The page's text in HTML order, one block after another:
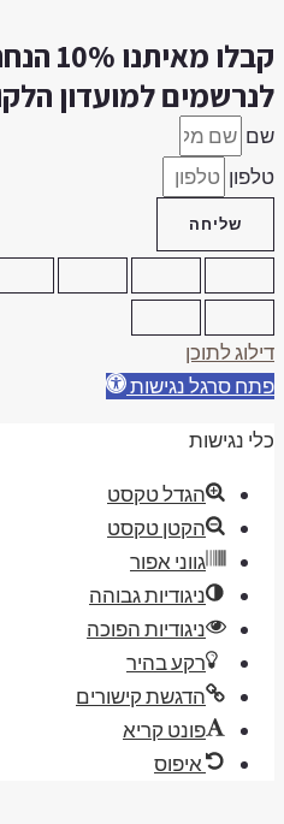
קבלו
למועדון
שליחה
לתוכן
סרגל נגישות
נגישות
הגדל טקסט
הקטן טקסט
גווני אפור
ניגודיות גבוהה
ניגודיות הפוכה
רקע בהיר
הדגשת קישורים
פונט קריא
איפוס